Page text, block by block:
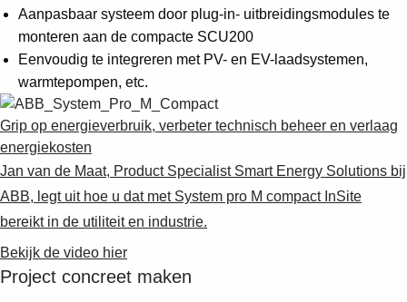
Suggestions
Products
See more products
Aanpasbaar systeem door plug-in- uitbreidingsmodules te
monteren aan de compacte SCU200
Eenvoudig te integreren met PV- en EV-laadsystemen,
warmtepompen, etc.
Grip op energieverbruik, verbeter technisch beheer en verlaag
energiekosten
Jan van de Maat, Product Specialist Smart Energy Solutions bij
ABB, legt uit hoe u dat met System pro M compact InSite
bereikt in de utiliteit en industrie.
Bekijk de video hier
Project concreet maken